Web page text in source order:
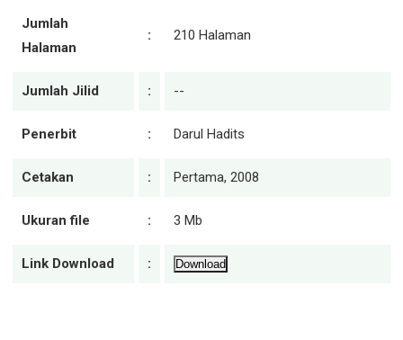
Jumlah
Halaman
: 210 Halaman
Jumlah Jilid : --
Penerbit : Darul Hadits
Cetakan : Pertama, 2008
Ukuran file : 3 Mb
Link Download : Download